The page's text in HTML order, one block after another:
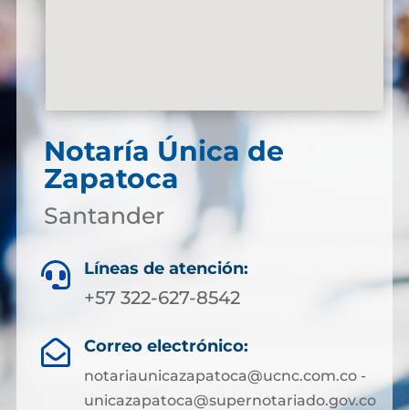
Notaría Única de
Zapatoca
Santander
 Líneas de atención:
+57 322-627-8542
 Correo electrónico:
notariaunicazapatoca@ucnc.com.co -
unicazapatoca@supernotariado.gov.co